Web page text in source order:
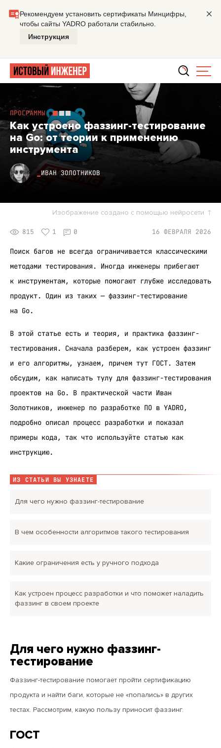
Главная Мастерская
ПРОГРАММЫ
Как устроено фаззинг-тестирование
на Go: от теории к применению
инструмента
ИВАН ЗОЛОТНИКОВ
Изображение создано с помощью нейросети
815 1 0 16 ФЕВРАЛЯ 2026
Поиск багов не всегда ограничивается классическими
методами тестирования. Иногда инженеры прибегают
к инструментам, которые помогают глубже исследовать
продукт. Один из таких — фаззинг-тестирование
на Go.
В этой статье есть и теория, и практика фаззинг-
тестирования. Сначала разберем, как устроен фаззинг
и его алгоритмы, узнаем, причем тут ГОСТ. Затем
обсудим, как написать тулу для фаззинг-тестирования
проектов на Go. В практической части Иван
Золотников, инженер по разработке ПО в YADRO,
подробно описал процесс разработки и показал
примеры кода, так что используйте статью как
инструкцию.
ИЗ СТАТЬИ ВЫ УЗНАЕТЕ
Для чего нужно фаззинг-тестирование
В чем особенности алгоритмов такого тестирования
Какие ограничения есть у ручного подхода
Как устроен процесс разработки и что поможет наладить
фаззинг в своем проекте
Для чего нужно фаззинг-
тестирование
Фаззинг-тестирование помогает пройти сертификацию
продукта и найти баги, которые не «попались» в других
тестах. Рассмотрим, какую пользу приносит фаззинг.
ГОСТ